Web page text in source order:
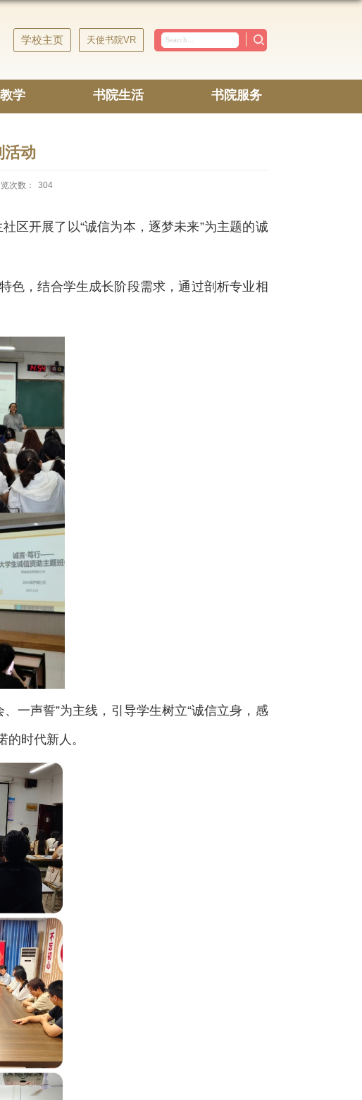
学校主页 天使书院VR
学 书院生活 书院服务
活动
次数： 304
区开展了以“诚信为本，逐梦未来”为主题的诚
色，结合学生成长阶段需求，通过剖析专业相
一声誓”为主线，引导学生树立“诚信立身，感
时代新人。